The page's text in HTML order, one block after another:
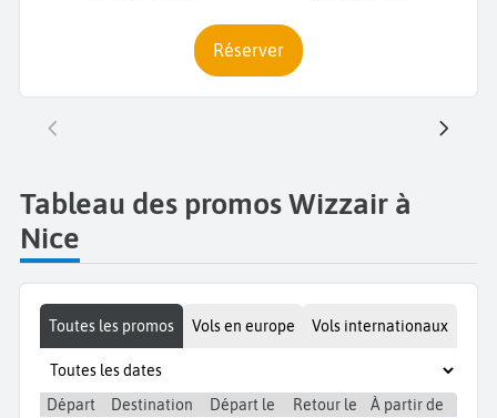
Réserver
Tableau des promos Wizzair à
Nice
Toutes les promos Vols en europe Vols internationaux
Départ Destination Départ le Retour le À partir de